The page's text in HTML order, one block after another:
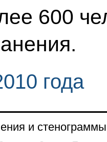
600
года
и стенограммы